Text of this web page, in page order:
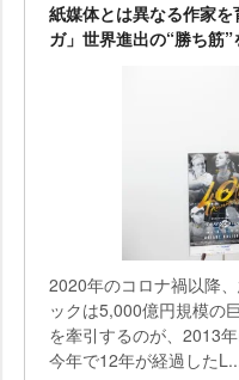
紙媒体とは異なる作家
ガ」世界進出の“勝ち筋
2020年のコロナ禍以降
ックは5,000億円規模の
を牽引するのが、2013
今年で12年が経過した